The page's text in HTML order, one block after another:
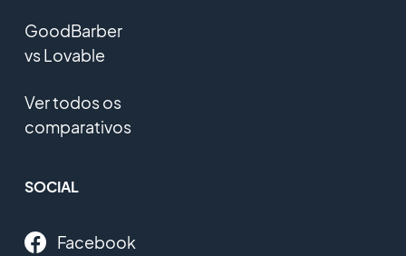
GoodBarber
vs Lovable
Ver todos os
comparativos
SOCIAL
Facebook